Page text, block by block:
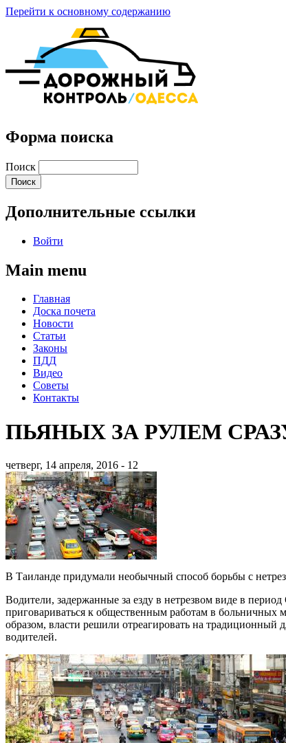
Перейти к основному содержанию
Форма поиска
Поиск
Дополнительные ссылки
Войти
Main menu
Главная
Доска почета
Новости
Статьи
Законы
ПДД
Видео
Советы
Контакты
ПЬЯНЫХ ЗА РУЛЕМ
четверг, 14 апреля, 2016 - 12
В Таиланде придумали необычный способ борьбы с
Водители, задержанные за езду в нетрезвом виде в
приговариваться к общественным работам в больничных
образом, власти решили отреагировать на традиционный
водителей.